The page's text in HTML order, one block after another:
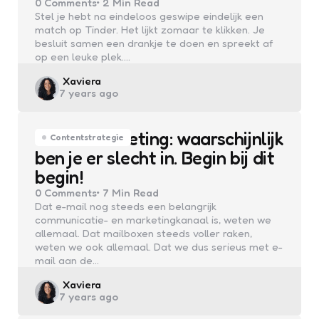
Stel je hebt na eindeloos geswipe eindelijk een
match op Tinder. Het lijkt zomaar te klikken. Je
besluit samen een drankje te doen en spreekt af
op een leuke plek.…
Posted
by
Xaviera
7 years ago
Contentstrategie
E-mailmarketing: waarschijnlijk
ben je er slecht in. Begin bij dit
begin!
0 Comments 7 Min Read
Dat e-mail nog steeds een belangrijk
communicatie- en marketingkanaal is, weten we
allemaal. Dat mailboxen steeds voller raken,
weten we ook allemaal. Dat we dus serieus met e-
mail aan de…
Posted
by
Xaviera
7 years ago